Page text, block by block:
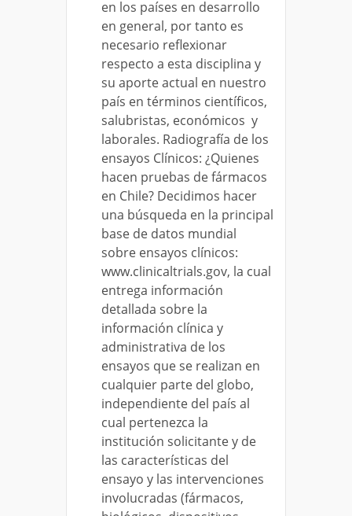
en los países en desarrollo
en general, por tanto es
necesario reflexionar
respecto a esta disciplina y
su aporte actual en nuestro
país en términos científicos,
salubristas, económicos y
laborales. Radiografía de los
ensayos Clínicos: ¿Quienes
hacen pruebas de fármacos
en Chile? Decidimos hacer
una búsqueda en la principal
base de datos mundial
sobre ensayos clínicos:
www.clinicaltrials.gov, la cual
entrega información
detallada sobre la
información clínica y
administrativa de los
ensayos que se realizan en
cualquier parte del globo,
independiente del país al
cual pertenezca la
institución solicitante y de
las características del
ensayo y las intervenciones
involucradas (fármacos,